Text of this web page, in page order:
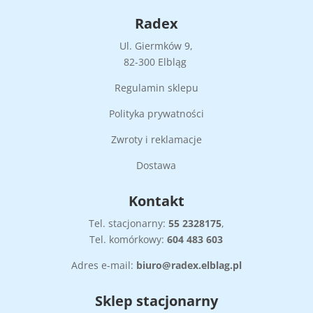
Radex
Ul. Giermków 9,
82-300 Elbląg
Regulamin sklepu
Polityka prywatności
Zwroty i reklamacje
Dostawa
Kontakt
Tel. stacjonarny: 55 2328175,
Tel. komórkowy:604 483 603
Adres e-mail: biuro@radex.elblag.pl
Sklep stacjonarny